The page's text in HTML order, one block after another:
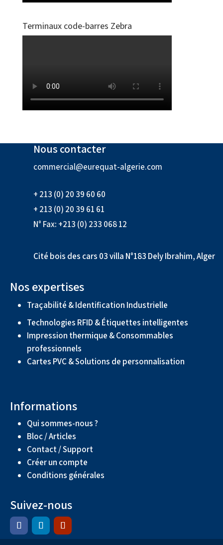
Terminaux code-barres Zebra
Nous contacter
commercial@eurequat-algerie.com
+ 213 (0) 20 39 60 60
+ 213 (0) 20 39 61 61
N° Fax: +213 (0) 233 068 12
Cité bois des cars 03 villa N°183 Dely Ibrahim, Alger
Nos expertises
Traçabilité & Identification Industrielle
Technologies RFID & Étiquettes intelligentes
Impression thermique & Consommables
professionnels
Cartes PVC & Solutions de personnalisation
Informations
Qui sommes-nous ?
Bloc / Articles
Contact / Support
Créer un compte
Conditions générales
Suivez-nous